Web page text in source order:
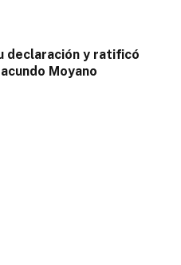
declaración y ratificó
Moyano